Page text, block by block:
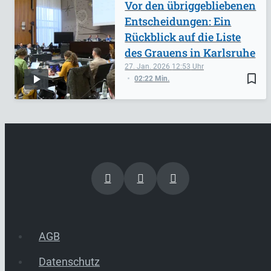
bookmark_border
27. Jan. 2026 12:53
02:22 Min.
Vor den übriggebliebenen
Entscheidungen: Ein
Rückblick auf die Liste
des Grauens in Karlsruhe
AGB
Datenschutz